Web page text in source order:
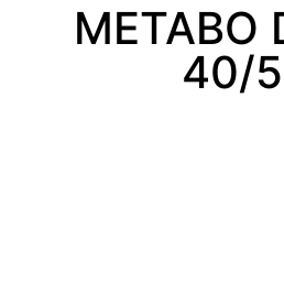
METABO
40/